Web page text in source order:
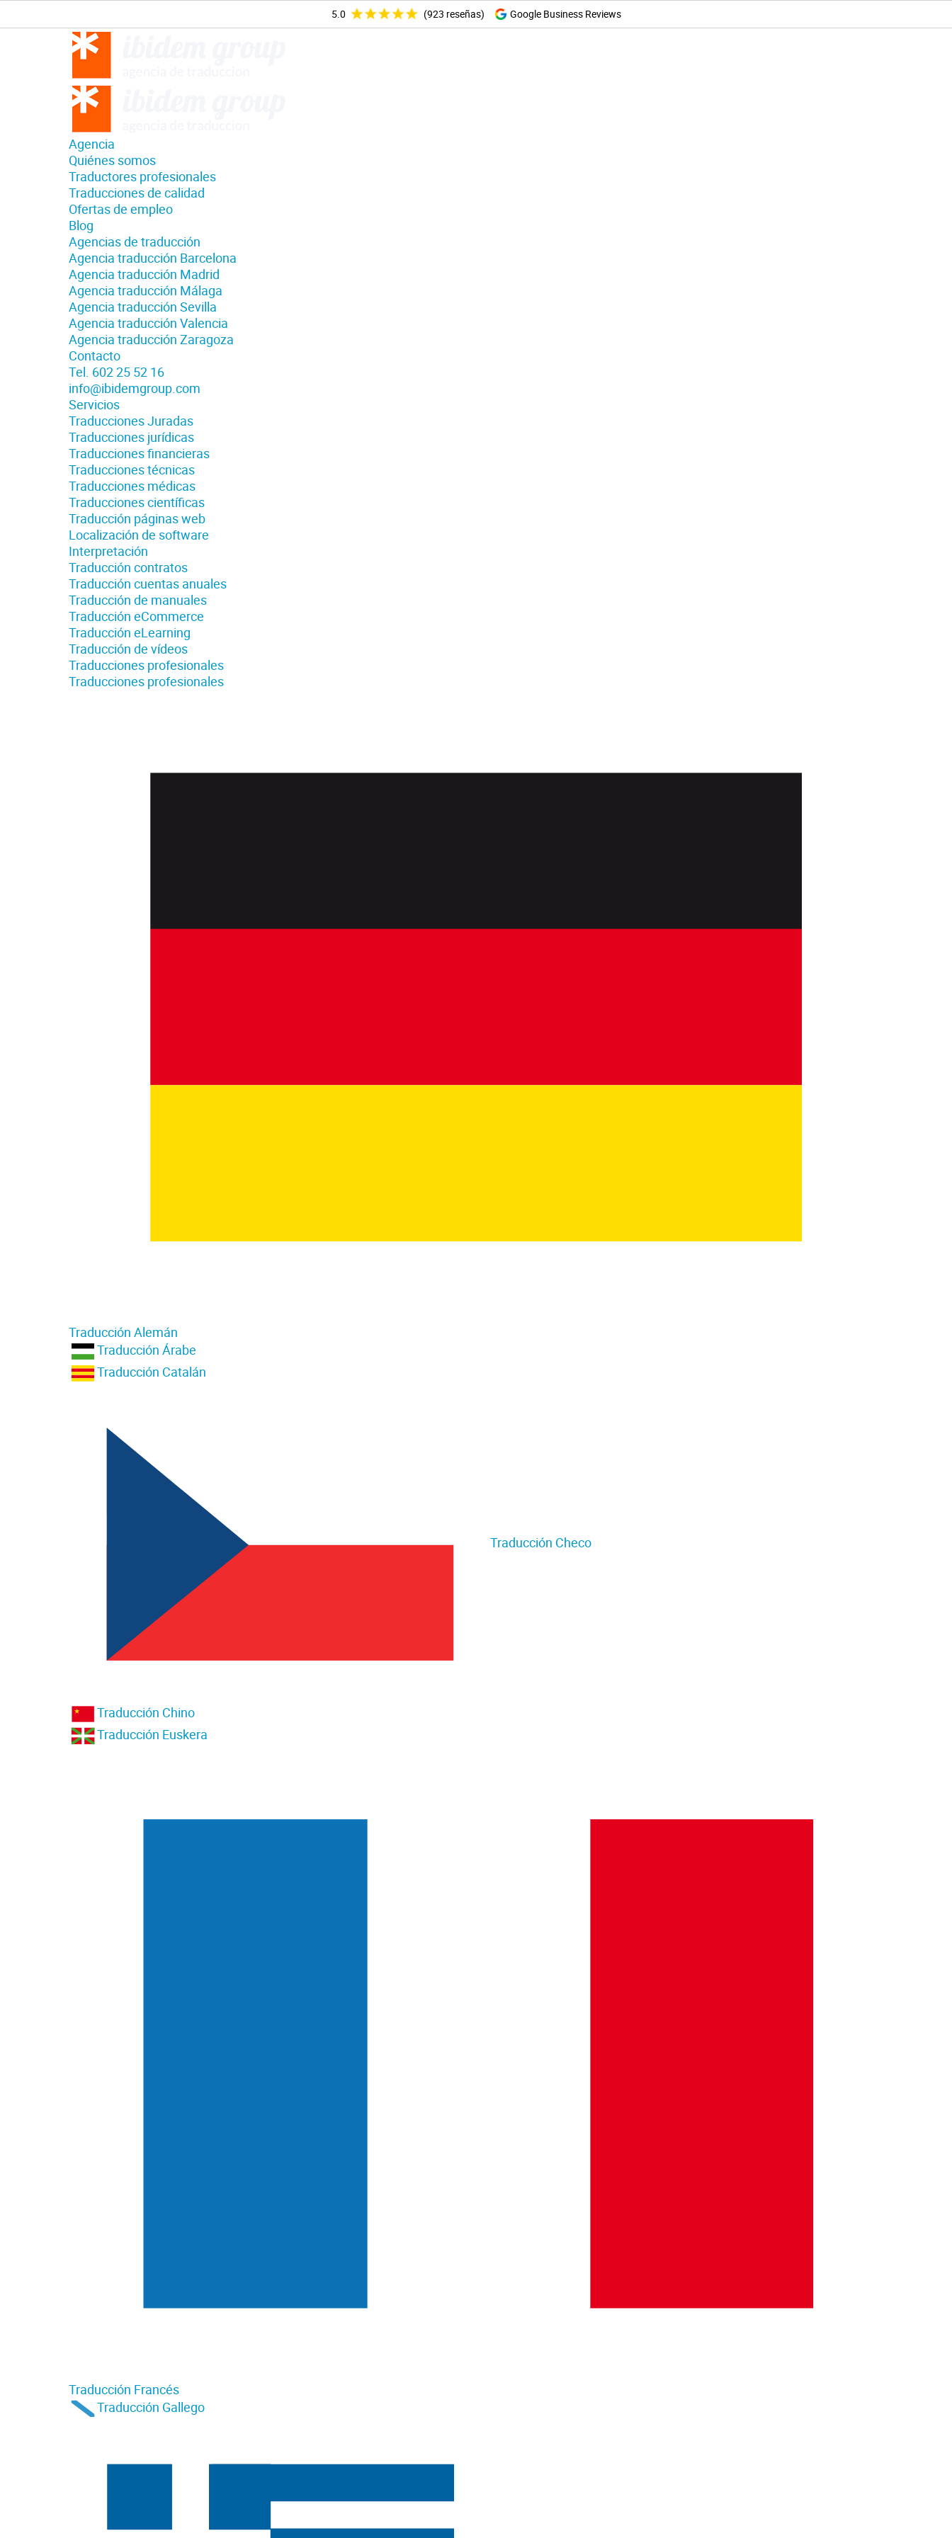
5.0 (923 reseñas) Google Business Reviews
Agencia
Quiénes somos
Traductores profesionales
Traducciones de calidad
Ofertas de empleo
Blog
Agencias de traducción
Agencia traducción Barcelona
Agencia traducción Madrid
Agencia traducción Málaga
Agencia traducción Sevilla
Agencia traducción Valencia
Agencia traducción Zaragoza
Contacto
Tel. 602 25 52 16
info@ibidemgroup.com
Servicios
Traducciones Juradas
Traducciones jurídicas
Traducciones financieras
Traducciones técnicas
Traducciones médicas
Traducciones científicas
Traducción páginas web
Localización de software
Interpretación
Traducción contratos
Traducción cuentas anuales
Traducción de manuales
Traducción eCommerce
Traducción eLearning
Traducción de vídeos
Traducciones profesionales
Traducciones profesionales
Traducción Alemán
Traducción Árabe
Traducción Catalán
Traducción Checo
Traducción Chino
Traducción Euskera
Traducción Francés
Traducción Gallego